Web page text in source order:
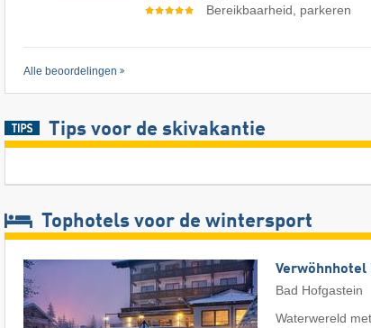
Bereikbaarheid, parkeren
Alle beoordelingen
Tips voor de skivakantie
Tophotels voor de wintersport
Verwöhnhotel
Bad Hofgastein
Waterwereld